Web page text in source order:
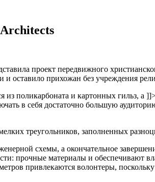
проект передвижного
оставило прихожан без учреждения
из поликарбоната и картонных гильз, а
в себя достаточно большую
треугольников, заполненных
схемы, а окончательное
прочные материалы и обеспечивают
привлекаются волонтеры,